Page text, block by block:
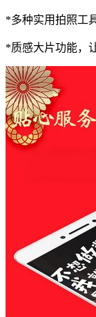
*多种实用拍照工
*质感大片功能，